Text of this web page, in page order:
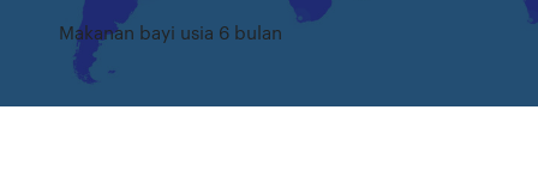
Makanan bayi usia 6 bulan